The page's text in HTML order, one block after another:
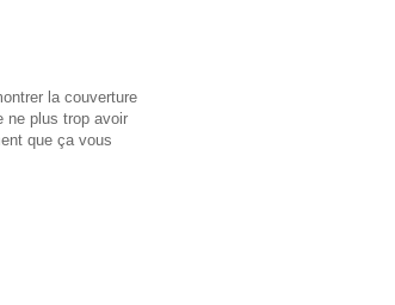
la couverture
ne plus trop avoir
que ça vous